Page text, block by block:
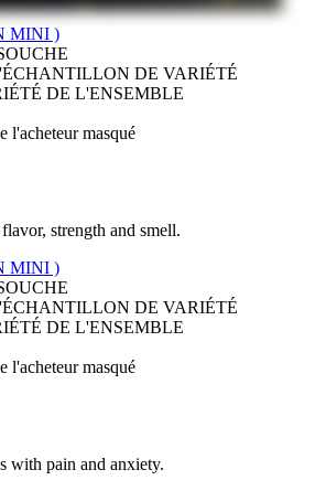
MINI )
DE VARIÉTÉ
DE L'ENSEMBLE
l'acheteur masqué
strength and smell.
MINI )
DE VARIÉTÉ
DE L'ENSEMBLE
l'acheteur masqué
with pain and anxiety.